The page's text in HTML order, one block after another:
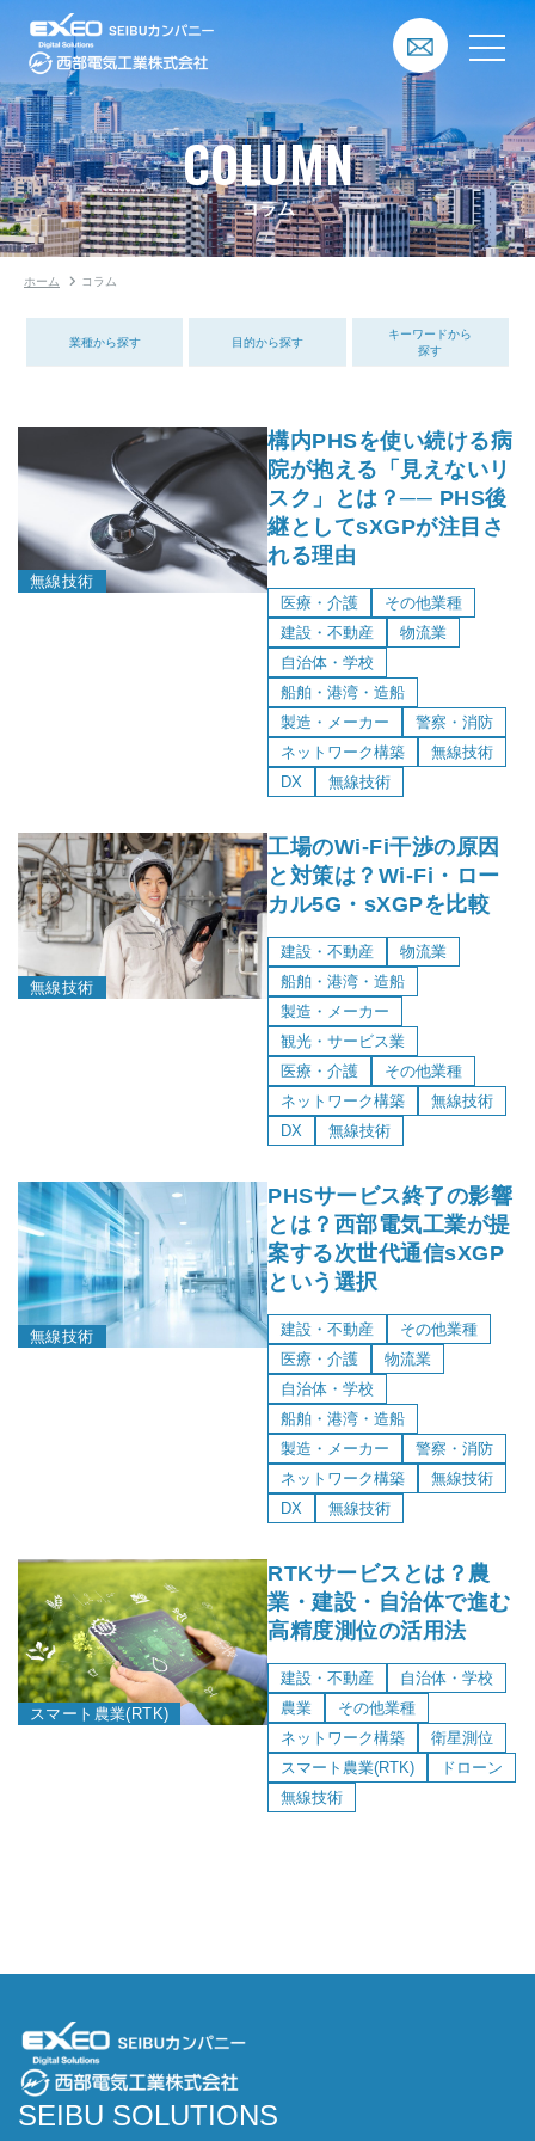
COLUMN
コラム
ホーム コラム
業種から探す 目的から探す
キーワードから
探す
無線技術
構内PHSを使い続ける病
院が抱える「見えないリ
スク」とは？── PHS後
継としてsXGPが注目さ
れる理由
医療・介護
その他業種
建設・不動産
物流業
自治体・学校
船舶・港湾・造船
製造・メーカー
警察・消防
ネットワーク構築
無線技術
DX
無線技術
無線技術
工場のWi-Fi干渉の原因
と対策は？Wi-Fi・ロー
カル5G・sXGPを比較
建設・不動産
物流業
船舶・港湾・造船
製造・メーカー
観光・サービス業
医療・介護
その他業種
ネットワーク構築
無線技術
DX
無線技術
無線技術
PHSサービス終了の影響
とは？西部電気工業が提
案する次世代通信sXGP
という選択
建設・不動産
その他業種
医療・介護
物流業
自治体・学校
船舶・港湾・造船
製造・メーカー
警察・消防
ネットワーク構築
無線技術
DX
無線技術
スマート農業(RTK)
RTKサービスとは？農
業・建設・自治体で進む
高精度測位の活用法
建設・不動産
自治体・学校
農業
その他業種
ネットワーク構築
衛星測位
スマート農業(RTK)
ドローン
無線技術
SEIBU SOLUTIONS